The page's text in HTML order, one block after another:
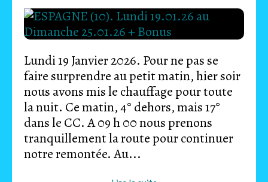
Lundi 19 Janvier 2026. Pour ne pas se
faire surprendre au petit matin, hier soir
nous avons mis le chauffage pour toute
la nuit. Ce matin, 4° dehors, mais 17°
dans le CC. A 09 h 00 nous prenons
tranquillement la route pour continuer
notre remontée. Au...